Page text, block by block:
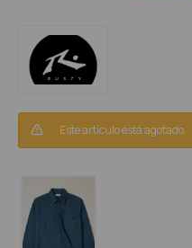
Este artículo está agotado.